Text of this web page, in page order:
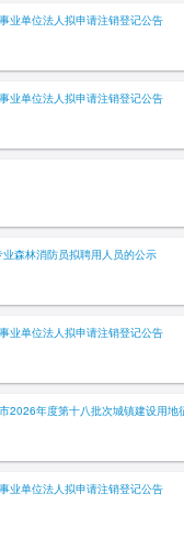
业单位法人拟申请注销登记公告
业单位法人拟申请注销登记公告
森林消防员拟聘用人员的公示
业单位法人拟申请注销登记公告
2026年度第十八批次城镇建设用地
业单位法人拟申请注销登记公告